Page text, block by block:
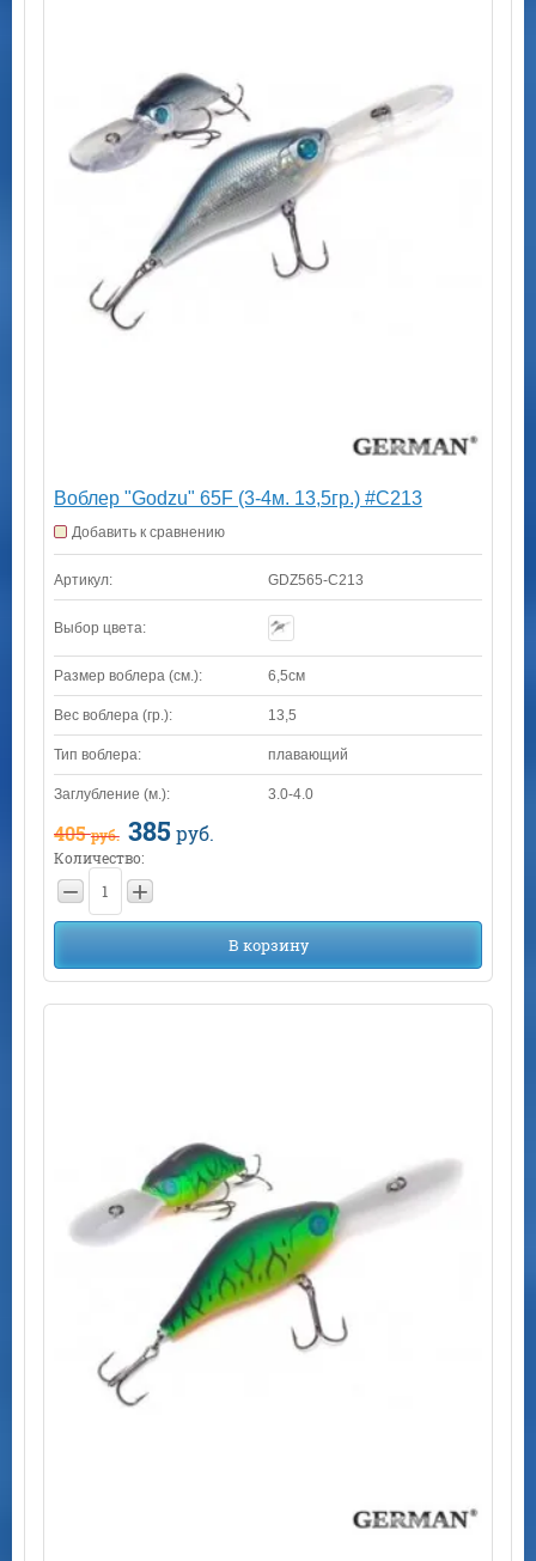
Воблер "Godzu" 65F (3-4м. 13,5гр.) #C213
Добавить к сравнению
Артикул: GDZ565-C213
Выбор цвета:
Размер воблера (см.): 6,5см
Вес воблера (гр.): 13,5
Тип воблера: плавающий
Заглубление (м.): 3.0-4.0
405руб. 385руб.
Количество:
− +
В корзину